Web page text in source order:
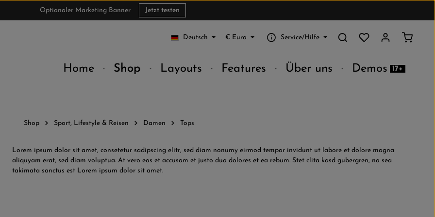
Optionaler Marketing Banner Jetzt testen
Deutsch € Euro Service/Hilfe
Du hast 0 Produkte
Home Shop Layouts Features Über uns Demos 17+
Shop Sport, Lifestyle & Reisen Damen Tops
Lorem ipsum dolor sit amet, consetetur sadipscing elitr, sed diam nonumy eirmod tempor invidunt ut labore et dolore magna
aliquyam erat, sed diam voluptua. At vero eos et accusam et justo duo dolores et ea rebum. Stet clita kasd gubergren, no sea
takimata sanctus est Lorem ipsum dolor sit amet.